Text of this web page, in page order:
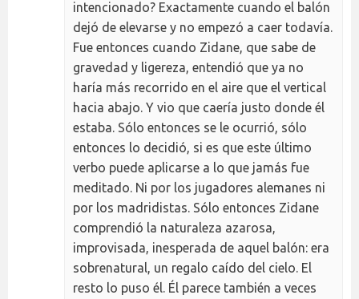
intencionado? Exactamente cuando el balón
dejó de elevarse y no empezó a caer todavía.
Fue entonces cuando Zidane, que sabe de
gravedad y ligereza, entendió que ya no
haría más recorrido en el aire que el vertical
hacia abajo. Y vio que caería justo donde él
estaba. Sólo entonces se le ocurrió, sólo
entonces lo decidió, si es que este último
verbo puede aplicarse a lo que jamás fue
meditado. Ni por los jugadores alemanes ni
por los madridistas. Sólo entonces Zidane
comprendió la naturaleza azarosa,
improvisada, inesperada de aquel balón: era
sobrenatural, un regalo caído del cielo. El
resto lo puso él. Él parece también a veces